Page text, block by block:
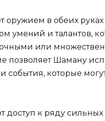
оружием в обеих
умений и талантов,
или
позволяет Шаману
события, которые
к ряду сильных